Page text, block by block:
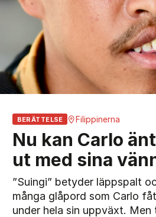
Nu kan Carlo
ut med sina
BERÄTTELSE Filippinerna
”Suingi” betyder läppspalt
många glåpord som Carlo
under hela sin uppväxt.